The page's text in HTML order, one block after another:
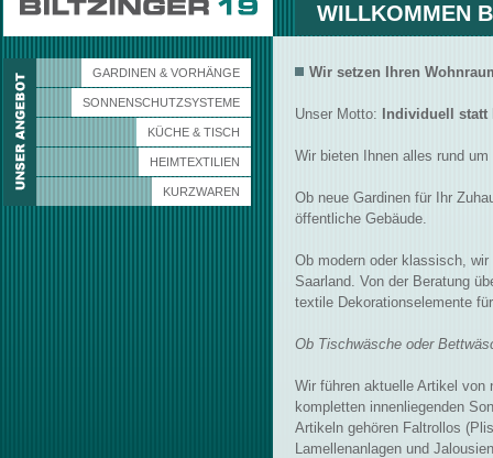
GARDINEN & VORHÄNGE
SONNENSCHUTZSYSTEME
KÜCHE & TISCH
HEIMTEXTILIEN
KURZWAREN
WILLKOMMEN
Wir setzen Ihren
Unser Motto: Individuell
Wir bieten Ihnen alles rund
Ob neue Gardinen für Ihr
öffentliche Gebäude.
Ob modern oder klassisch,
Saarland. Von der Beratung
textile Dekorationselemente
Ob Tischwäsche oder
Wir führen aktuelle Artikel von
kompletten innenliegenden
Artikeln gehören Faltrollos
Lamellenanlagen und